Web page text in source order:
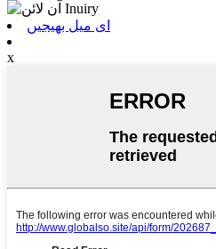
ای میل بھیجیں
x